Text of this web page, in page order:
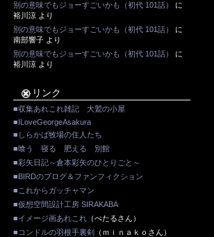
別の意味でもジョーすごいかも（初代 101話）
に
裕川涼 より
別の意味でもジョーすごいかも（初代 101話）
に
南部響子 より
別の意味でもジョーすごいかも（初代 101話）
に
裕川涼 より
リンク
■収集あれこれ雑記 大鷲の小屋
■ILoveGeorgeAsakura
■しらかば牧場の住人たち
■喰う 寝る 肥える 別館
■彩矢日記～倉本彩矢のひとりごと～
■BIRDのブログ＆ファンフィクション
■これからガッチャマン
■仮想空間設計工房 SIRAKABA
■イメージ画あれこれ （ぺたるさん）
■コンドルの羽根手裏剣
（ｍｉｎａｋｏさん）